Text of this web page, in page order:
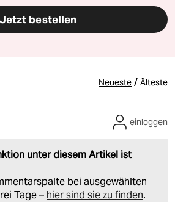
Jetzt bestellen
Neueste / Älteste
unter diesem Artikel ist
bei ausgewählten
Tage – hier sind sie zu finden.
einloggen